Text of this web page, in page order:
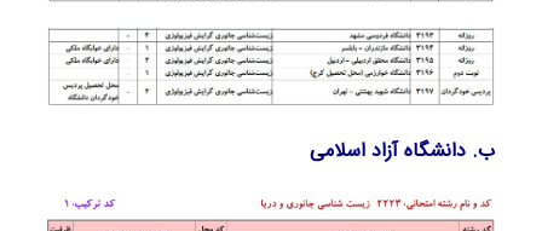
ب. دانشگاه آزاد اﺳﻼمی